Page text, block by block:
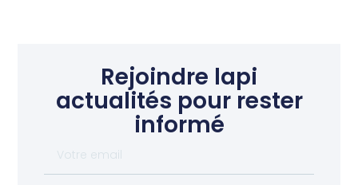
Rejoindre lapi
actualités pour rester
informé
email